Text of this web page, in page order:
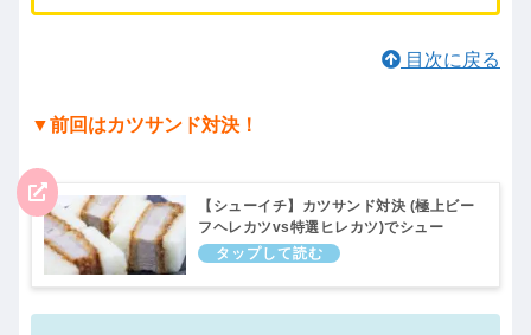
目次に戻る
▼前回はカツサンド対決！
【シューイチ】カツサンド対決 (極上ビー
フヘレカツvs特選ヒレカツ)でシュー
Which！7月17日